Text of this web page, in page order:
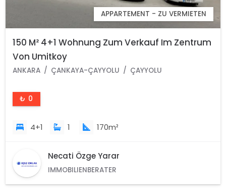
APPARTEMENT - ZU VERMIETEN
150 M² 4+1 Wohnung Zum Verkauf Im Zentrum
Von Umitkoy
ANKARA ÇANKAYA-ÇAYYOLU ÇAYYOLU
₺ 0
4+1 1 170m²
Necati Özge Yarar
IMMOBILIENBERATER